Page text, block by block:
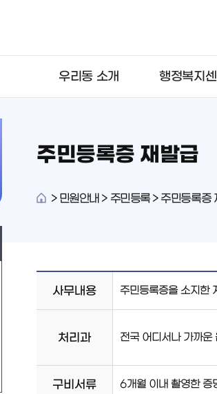
우리동 소개 행정복지센
주민등록증 재발급
>민원안내 > 주민등록 > 주민등록증
사무내용 주민등록증을 소지한
처리과 전국 어디서나 가까운
구비서류 6개월 이내 촬영한